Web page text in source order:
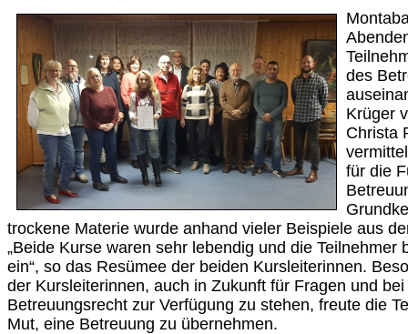
des
Krüger
Christa
für die
trockene Materie wurde anhand vieler Beispiele aus
„Beide Kurse waren sehr lebendig und die Teilnehmer
ein“, so das Resümee der beiden Kursleiterinnen.
der Kursleiterinnen, auch in Zukunft für Fragen und
Betreuungsrecht zur Verfügung zu stehen, freute die
Mut, eine Betreuung zu übernehmen.